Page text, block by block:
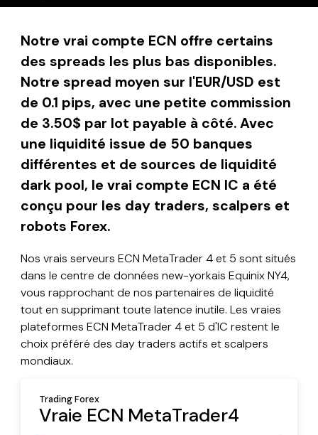
Notre vrai compte ECN offre certains
des spreads les plus bas disponibles.
Notre spread moyen sur l'EUR/USD est
de 0.1 pips, avec une petite commission
de 3.50$ par lot payable à côté. Avec
une liquidité issue de 50 banques
différentes et de sources de liquidité
dark pool, le vrai compte ECN IC a été
conçu pour les day traders, scalpers et
robots Forex.
Nos vrais serveurs ECN MetaTrader 4 et 5 sont situés
dans le centre de données new-yorkais Equinix NY4,
vous rapprochant de nos partenaires de liquidité
tout en supprimant toute latence inutile. Les vraies
plateformes ECN MetaTrader 4 et 5 d'IC restent le
choix préféré des day traders actifs et scalpers
mondiaux.
Trading Forex
Vraie ECN MetaTrader4